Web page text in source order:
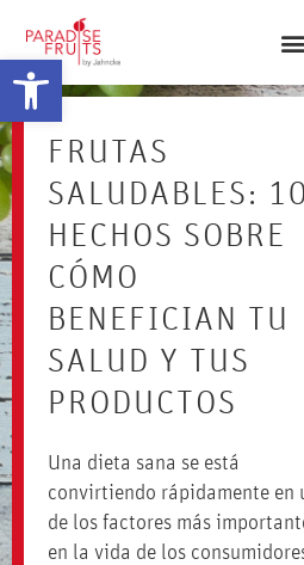
Abrir barra de herramientas
FRUTAS
SALUDABLES: 10
HECHOS SOBRE
CÓMO
BENEFICIAN TU
SALUD Y TUS
PRODUCTOS
Una dieta sana se está
convirtiendo rápidamente en
de los factores más
en la vida de los